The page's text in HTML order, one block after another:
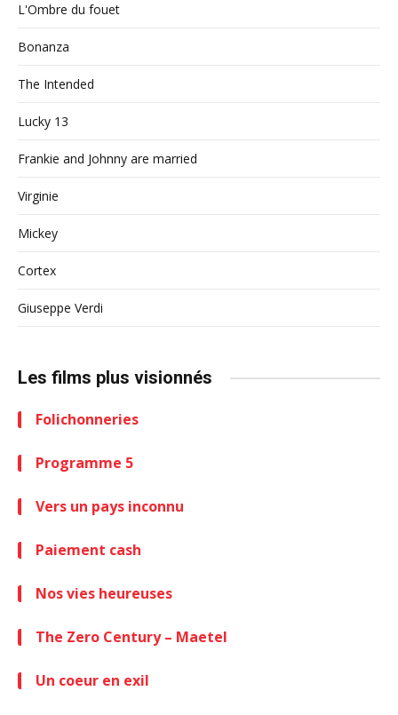
L'Ombre du fouet
Bonanza
The Intended
Lucky 13
Frankie and Johnny are married
Virginie
Mickey
Cortex
Giuseppe Verdi
Les films plus visionnés
Folichonneries
Programme 5
Vers un pays inconnu
Paiement cash
Nos vies heureuses
The Zero Century – Maetel
Un coeur en exil